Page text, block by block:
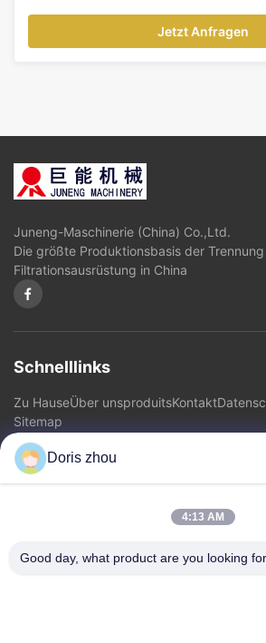
Jetzt Anfragen
Juneng-Maschinerie (China) Co.,Ltd.
Die größte Produktionsbasis der
Filtrationsausrüstung in China
Schnelllinks
Zu HauseÜber unsproduitsKontakt
Sitemap
Kontakt
Adresse: Chaoyang-Straße, Zhotie-
Doris zhou
4:13 AM
Good day, what product are you looking